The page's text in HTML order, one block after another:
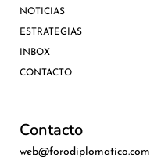
NOTICIAS
ESTRATEGIAS
INBOX
CONTACTO
Contacto
web@forodiplomatico.com